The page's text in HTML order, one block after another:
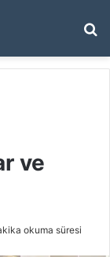
...
ve
okuma süresi